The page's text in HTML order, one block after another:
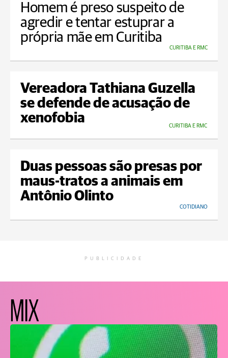
Homem é preso suspeito de
agredir e tentar estuprar a
própria mãe em Curitiba
CURITIBA E RMC
Vereadora Tathiana Guzella
se defende de acusação de
xenofobia
CURITIBA E RMC
Duas pessoas são presas por
maus-tratos a animais em
Antônio Olinto
COTIDIANO
PUBLICIDADE
MIX